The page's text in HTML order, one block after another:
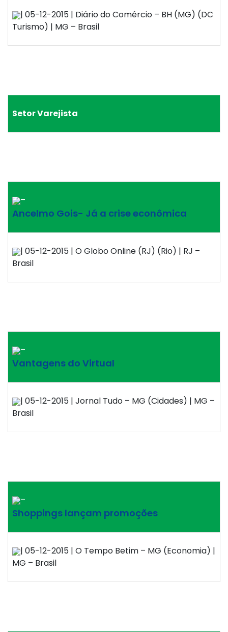
| 05-12-2015 | Diário do Comércio – BH (MG) (DC
Turismo) | MG – Brasil
Setor Varejista
–
Ancelmo Gois- Já a crise econômica
| 05-12-2015 | O Globo Online (RJ) (Rio) | RJ –
Brasil
–
Vantagens do Virtual
| 05-12-2015 | Jornal Tudo – MG (Cidades) | MG –
Brasil
–
Shoppings lançam promoções
| 05-12-2015 | O Tempo Betim – MG (Economia) |
MG – Brasil